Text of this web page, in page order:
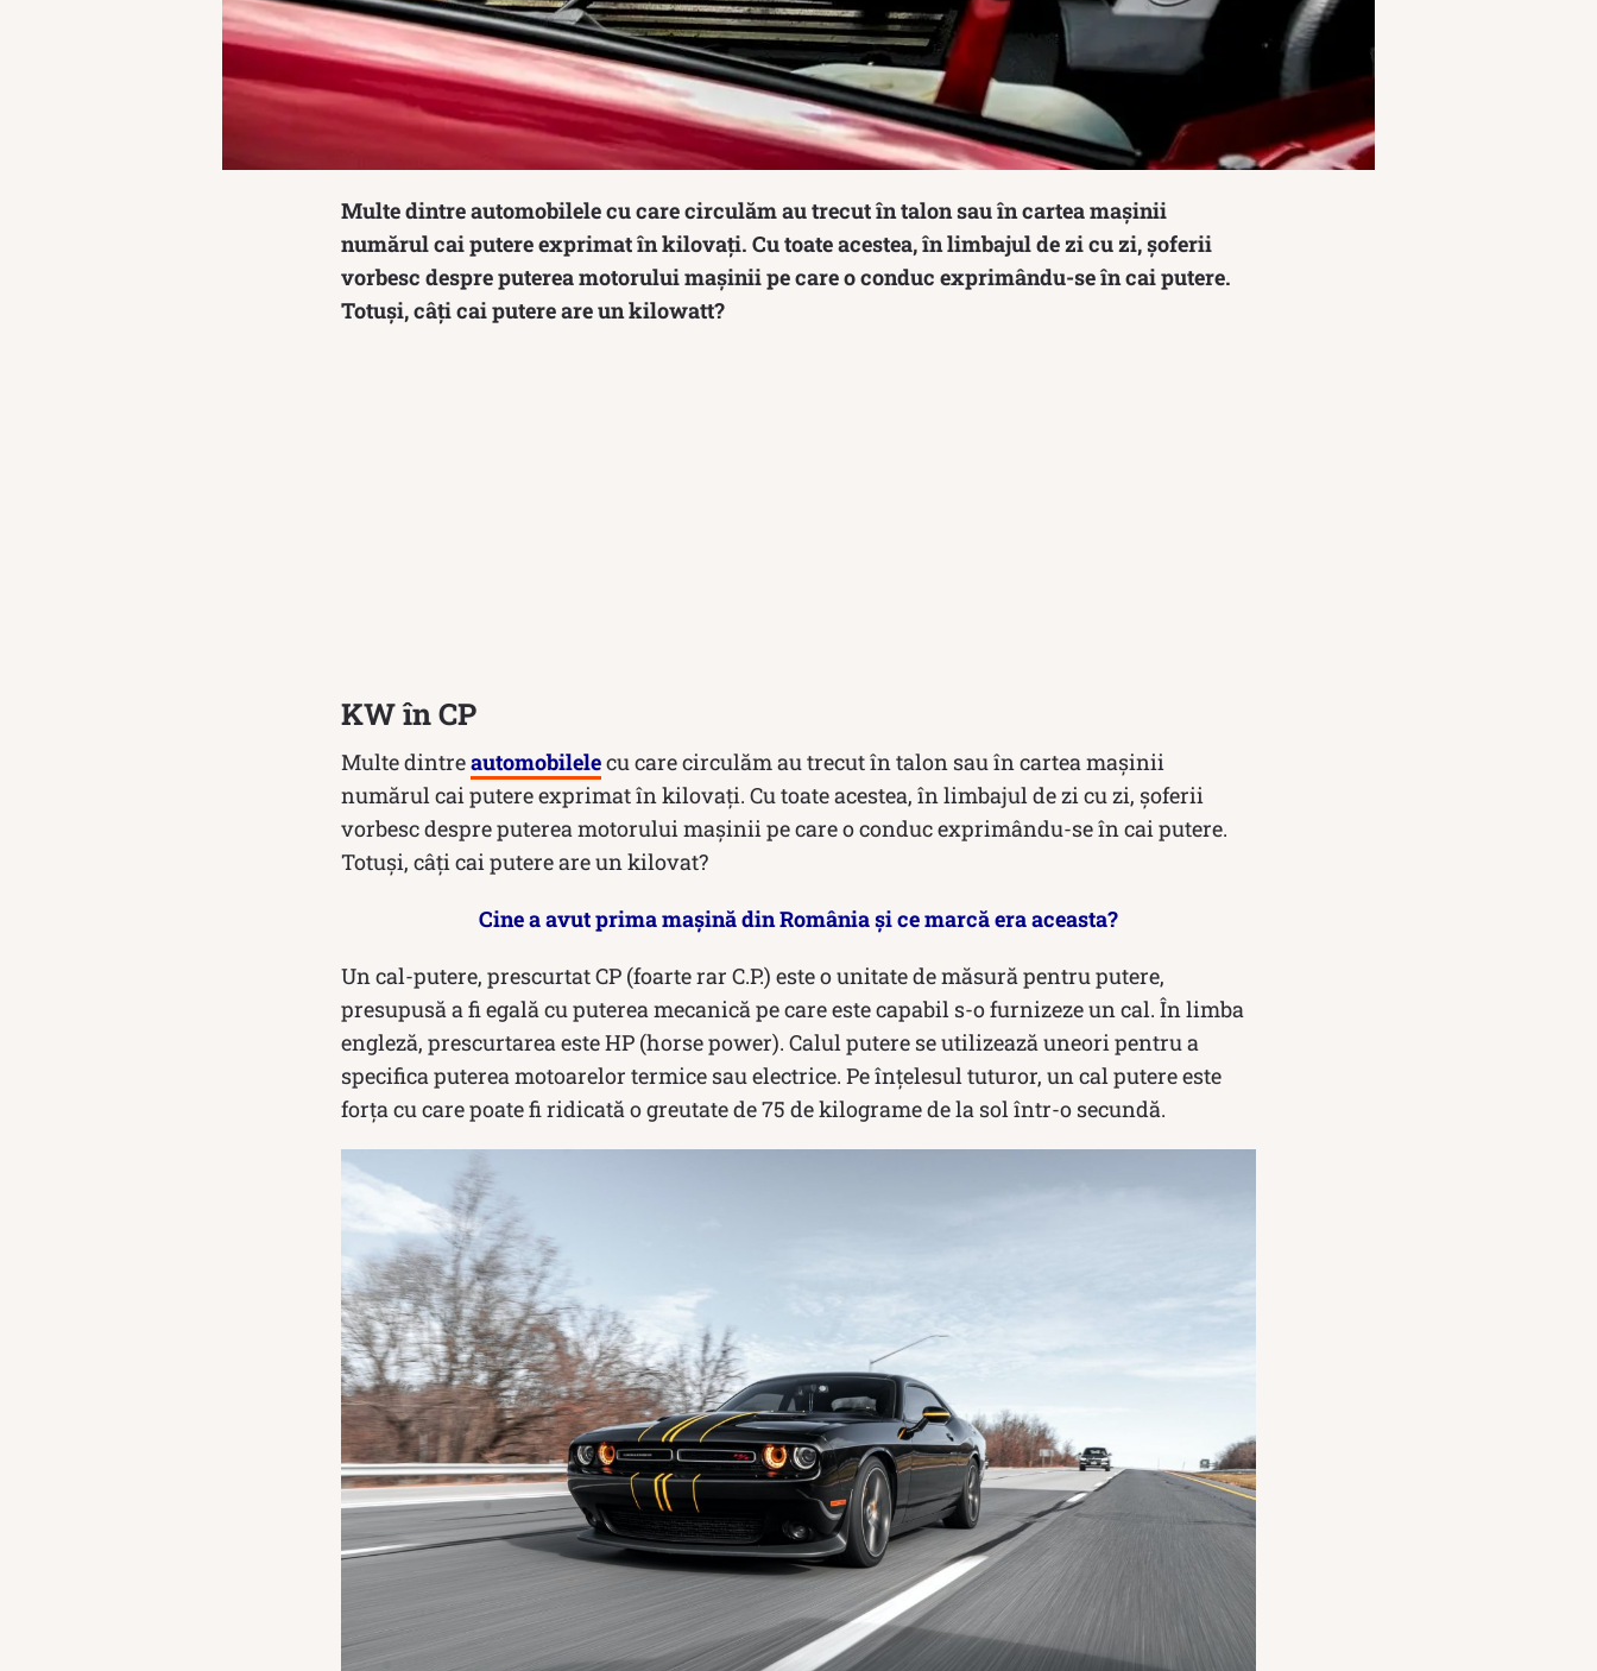
Multe dintre automobilele cu care circulăm au trecut în talon sau în cartea mașinii
numărul cai putere exprimat în kilovați. Cu toate acestea, în limbajul de zi cu zi, șoferii
vorbesc despre puterea motorului mașinii pe care o conduc exprimându-se în cai putere.
Totuși, câți cai putere are un kilowatt?
KW în CP
Multe dintreautomobilelecu care circulăm au trecut în talon sau în cartea mașinii
numărul cai putere exprimat în kilovați. Cu toate acestea, în limbajul de zi cu zi, șoferii
vorbesc despre puterea motorului mașinii pe care o conduc exprimându-se în cai putere.
Totuși, câți cai putere are un kilovat?
Cine a avut prima mașină din România și ce marcă era aceasta?
Un cal-putere, prescurtat CP (foarte rar C.P.) este o unitate de măsură pentru putere,
presupusă a fi egală cu puterea mecanică pe care este capabil s-o furnizeze un cal. În limba
engleză, prescurtarea este HP (horse power). Calul putere se utilizează uneori pentru a
specifica puterea motoarelor termice sau electrice. Pe înțelesul tuturor, un cal putere este
forța cu care poate fi ridicată o greutate de 75 de kilograme de la sol într-o secundă.